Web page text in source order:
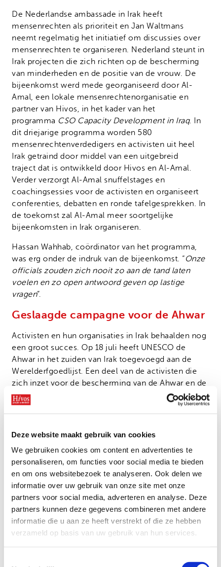
Deze website maakt gebruik van cookies
We gebruiken cookies om content en advertenties te
personaliseren, om functies voor social media te bieden
en om ons websitebezoek te analyseren. Ook delen we
informatie over uw gebruik van onze site met onze
partners voor social media, adverteren en analyse. Deze
partners kunnen deze gegevens combineren met andere
informatie die u aan ze heeft verstrekt of die ze hebben
verzameld op basis van uw gebruik van hun services.
De Nederlandse ambassade in Irak heeft
mensenrechten als prioriteit en Jan Waltmans
neemt regelmatig het initiatief om discussies over
mensenrechten te organiseren. Nederland steunt in
Irak projecten die zich richten op de bescherming
van minderheden en de positie van de vrouw. De
bijeenkomst werd mede georganiseerd door Al-
Amal, een lokale mensenrechtenorganisatie en
partner van Hivos, in het kader van het
programma CSO Capacity Development in Iraq. In
dit driejarige programma worden 580
mensenrechtenverdedigers en activisten uit heel
Irak getraind door middel van een uitgebreid
traject dat is ontwikkeld door Hivos en Al-Amal.
Verder verzorgt Al-Amal snuffelstages en
coachingsessies voor de activisten en organiseert
conferenties, debatten en ronde tafelgesprekken. In
de toekomst zal Al-Amal meer soortgelijke
bijeenkomsten in Irak organiseren.
Hassan Wahhab, coördinator van het programma,
was erg onder de indruk van de bijeenkomst. “Onze
officials zouden zich nooit zo aan de tand laten
voelen en zo open antwoord geven op lastige
vragen”.
Geslaagde campagne voor de Ahwar
Activisten en hun organisaties in Irak behaalden nog
een groot succes. Op 18 juli heeft UNESCO de
Ahwar in het zuiden van Irak toegevoegd aan de
Werelderfgoedlijst. Een deel van de activisten die
zich inzet voor de bescherming van de Ahwar en de
leefomstandigheden en rechten van de
Moerasarabieren is getraind via het
CSO Capacity
De Hof van Eden
De Ahwar bestaat uit zeven onderdelen: drie
archeologische sites en vier draslandgebieden. De
archeologische sites Uruk, Ur en Eridu,
overblijfselen van nederzettingen uit het Sumerische
tijdperk, worden door velen erkend als de oudste
steden ter wereld. De eeuwenoude moerassen in
Mesopotamië worden gevoed door het water uit de